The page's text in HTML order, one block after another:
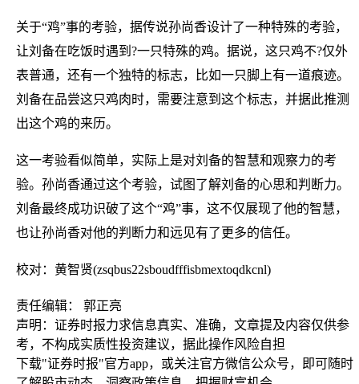
关于“鸡”事的考验，据传说孙尚香设计了一种特殊的考验，
让刘备在吃饭时遇到?一只特殊的鸡。据说，这只鸡不?仅外
表普通，还有一个独特的标志，比如一只脚上有一道痕迹。
刘备在品尝这只鸡肉时，需要注意到这个标志，并据此推测
出这个鸡的来历。
这一考验看似简单，实际上是对刘备的智慧和观察力的考
验。孙尚香通过这个考验，试图了解刘备的心思和判断力。
刘备最终成功识破了这个“鸡”事，这不仅展现了他的智慧，
也让孙尚香对他的判断力和远见有了更多的信任。
校对：黄智贤(zsqbus22sboudfffisbmextoqdkcnl)
责任编辑： 郭正亮
声明：证券时报力求信息真实、准确，文章提及内容仅供参
考，不构成实质性投资建议，据此操作风险自担
下载"证券时报"官方app，或关注官方微信公众号，即可随时